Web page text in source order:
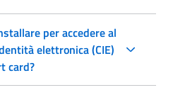
per accedere al
elettronica (CIE)
card?